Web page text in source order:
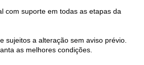
com suporte em todas as etapas da
sujeitos a alteração sem aviso prévio.
as melhores condições.